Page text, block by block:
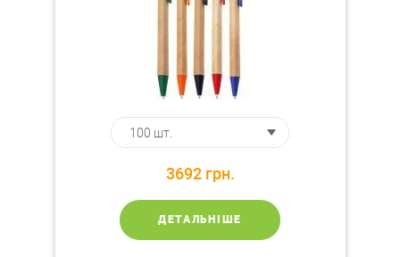
3692 грн.
ДЕТАЛЬНІШЕ